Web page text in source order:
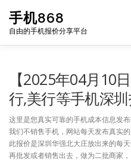
content
手机868
自由的手机报价分享平台
【2025年04月10
行,美行等手机深
这里是您真实可靠的手机成本信息发布
我们不销售手机，网站每天发布真实的
此报价是深圳华强北大庄放出来的每
再批发或者销售出去，做为二批商家，